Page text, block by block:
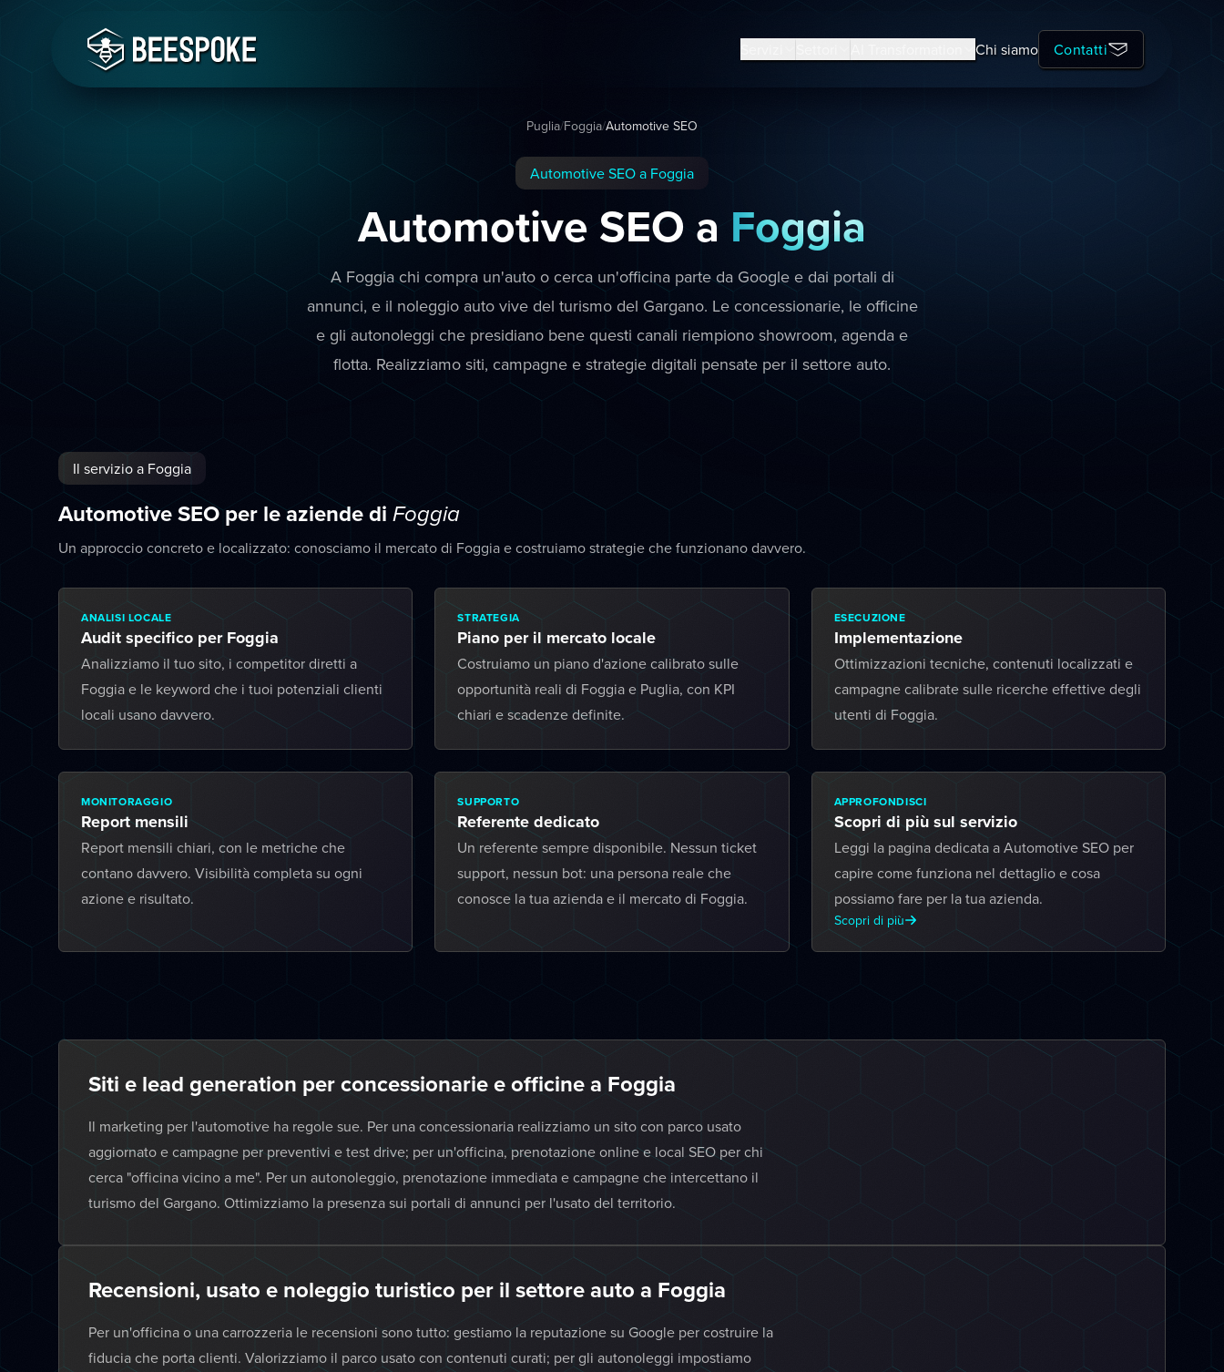
Chi siamo Contatti
Puglia/Foggia/Automotive SEO
Automotive SEO a Foggia
Automotive SEO a Foggia
A Foggia chi compra un'auto o cerca un'officina parte da Google e dai portali di
annunci, e il noleggio auto vive del turismo del Gargano. Le concessionarie, le officine
e gli autonoleggi che presidiano bene questi canali riempiono showroom, agenda e
flotta. Realizziamo siti, campagne e strategie digitali pensate per il settore auto.
Il servizio a Foggia
Automotive SEO per le aziende di Foggia
Un approccio concreto e localizzato: conosciamo il mercato di Foggia e costruiamo strategie che funzionano davvero.
ANALISI LOCALE
Audit specifico per Foggia
Analizziamo il tuo sito, i competitor diretti a
Foggia e le keyword che i tuoi potenziali clienti
locali usano davvero.
STRATEGIA
Piano per il mercato locale
Costruiamo un piano d'azione calibrato sulle
opportunità reali di Foggia e Puglia, con KPI
chiari e scadenze definite.
ESECUZIONE
Implementazione
Ottimizzazioni tecniche, contenuti localizzati e
campagne calibrate sulle ricerche effettive degli
utenti di Foggia.
MONITORAGGIO
Report mensili
Report mensili chiari, con le metriche che
contano davvero. Visibilità completa su ogni
azione e risultato.
SUPPORTO
Referente dedicato
Un referente sempre disponibile. Nessun ticket
support, nessun bot: una persona reale che
conosce la tua azienda e il mercato di Foggia.
APPROFONDISCI
Scopri di più sul servizio
Leggi la pagina dedicata a Automotive SEO per
capire come funziona nel dettaglio e cosa
possiamo fare per la tua azienda.
Scopri di più
Siti e lead generation per concessionarie e officine a Foggia
Il marketing per l'automotive ha regole sue. Per una concessionaria realizziamo un sito con parco usato
aggiornato e campagne per preventivi e test drive; per un'officina, prenotazione online e local SEO per chi
cerca "officina vicino a me". Per un autonoleggio, prenotazione immediata e campagne che intercettano il
turismo del Gargano. Ottimizziamo la presenza sui portali di annunci per l'usato del territorio.
Recensioni, usato e noleggio turistico per il settore auto a Foggia
Per un'officina o una carrozzeria le recensioni sono tutto: gestiamo la reputazione su Google per costruire la
fiducia che porta clienti. Valorizziamo il parco usato con contenuti curati; per gli autonoleggi impostiamo